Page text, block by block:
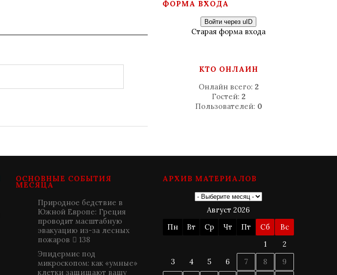
ФОРМА ВХОДА
Войти через uID
Старая форма входа
КТО ОНЛАЙН
Онлайн всего: 2
Гостей: 2
Пользователей: 0
ОСНОВНЫЕ СОБЫТИЯ
МЕСЯЦА
Природное бедствие в
Южной Европе: Греция
проводит масштабную
эвакуацию из-за лесных
пожаров
138
Эпидермис под
микроскопом: как «умные»
клетки защищают вашу
АРХИВ МАТЕРИАЛОВ
Август 2026
Пн
Вт Ср Чт Пт Сб
Вс
1
2
3
4 5 6 7 8 9